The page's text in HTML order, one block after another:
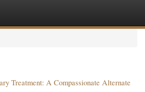
Treatment: A Compassionate Alternate